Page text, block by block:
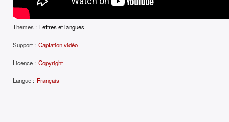
Themes : Lettres et langues
Support : Captation vidéo
Licence : Copyright
Langue : Français